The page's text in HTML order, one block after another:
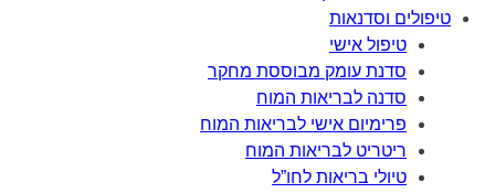
טיפולים וסדנאות
טיפול אישי
סדנת עומק מבוססת מחקר
סדנה לבריאות המוח
פרימיום אישי לבריאות המוח
ריטריט לבריאות המוח
טיולי בריאות לחו”ל